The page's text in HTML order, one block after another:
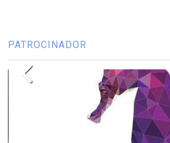
PATROCINADOR